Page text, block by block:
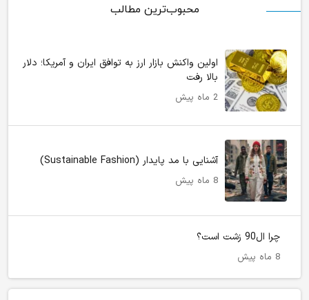
محبوب‌ترین مطالب
اولین واکنش بازار ارز به توافق ایران و آمریکا؛ دلار
بالا رفت
2 ماه پیش
آشنایی با مد پایدار (Sustainable Fashion)
8 ماه پیش
چرا ال90 زشت است؟
8 ماه پیش